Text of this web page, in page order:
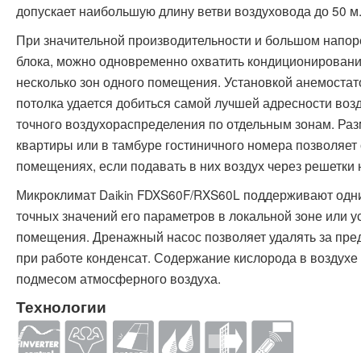
допускает наибольшую длину ветви воздуховода до 50 м.
При значительной производительности и большом
блока, можно одновременно охватить
несколько зон одного помещения. Установкой
потолка удается добиться самой лучшей адресности
точного воздухораспределения по отдельным зонам.
квартиры или в тамбуре гостиничного номера
помещениях, если подавать в них воздух через
Микроклимат Daikin FDXS60F/RXS60L поддерживают
точных значений его параметров в локальной зоне или
помещения. Дренажный насос позволяет удалять за
при работе конденсат. Содержание кислорода в
подмесом атмосферного воздуха.
Технологии